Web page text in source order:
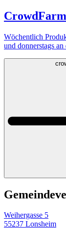
Wöchentlich
und donnerstags
Weihergasse 5
55237 Lonsheim